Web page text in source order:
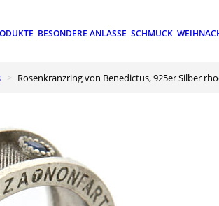
BESONDERE ANLÄSSE SCHMUCK
Rosenkranzring von Benedictus, 925er Silber